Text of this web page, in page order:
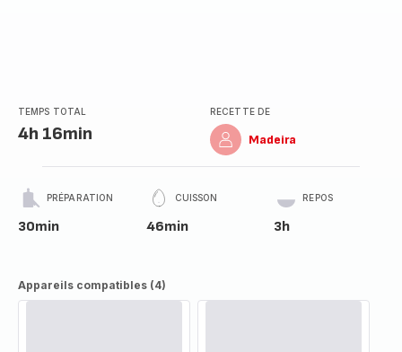
TEMPS TOTAL
4h 16min
RECETTE DE
Madeira
PRÉPARATION
30min
CUISSON
46min
REPOS
3h
Appareils compatibles (4)